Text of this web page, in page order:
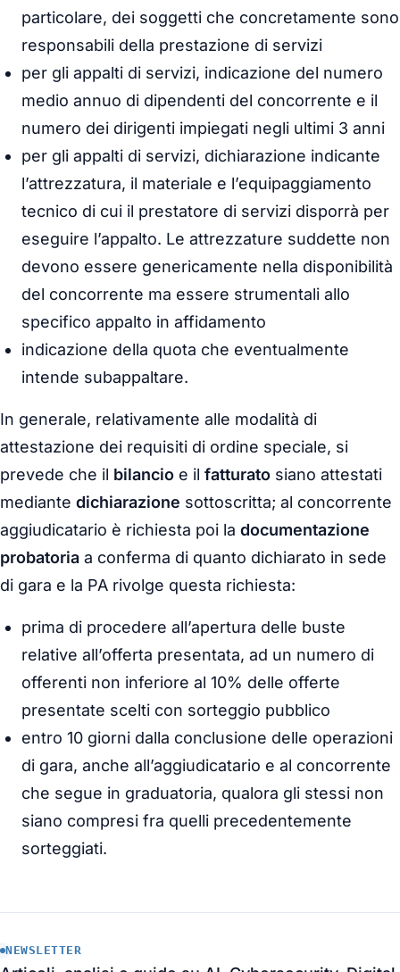
particolare, dei soggetti che concretamente sono
responsabili della prestazione di servizi
per gli appalti di servizi, indicazione del numero
medio annuo di dipendenti del concorrente e il
numero dei dirigenti impiegati negli ultimi 3 anni
per gli appalti di servizi, dichiarazione indicante
l’attrezzatura, il materiale e l’equipaggiamento
tecnico di cui il prestatore di servizi disporrà per
eseguire l’appalto. Le attrezzature suddette non
devono essere genericamente nella disponibilità
del concorrente ma essere strumentali allo
specifico appalto in affidamento
indicazione della quota che eventualmente
intende subappaltare.
In generale, relativamente alle modalità di
attestazione dei requisiti di ordine speciale, si
prevede che il bilancio e il fatturato siano attestati
mediante dichiarazione sottoscritta; al concorrente
aggiudicatario è richiesta poi la documentazione
probatoria a conferma di quanto dichiarato in sede
di gara e la PA rivolge questa richiesta:
prima di procedere all’apertura delle buste
relative all’offerta presentata, ad un numero di
offerenti non inferiore al 10% delle offerte
presentate scelti con sorteggio pubblico
entro 10 giorni dalla conclusione delle operazioni
di gara, anche all’aggiudicatario e al concorrente
che segue in graduatoria, qualora gli stessi non
siano compresi fra quelli precedentemente
sorteggiati.
NEWSLETTER